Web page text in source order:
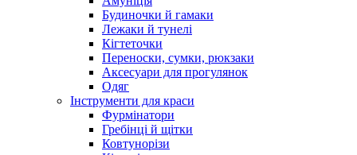
Будиночки й гамаки
Лежаки й тунелі
Кігтеточки
Переноски, сумки, рюкзаки
Аксесуари для прогулянок
Одяг
Інструменти для краси
Фурмінатори
Гребінці й щітки
Ковтунорізи